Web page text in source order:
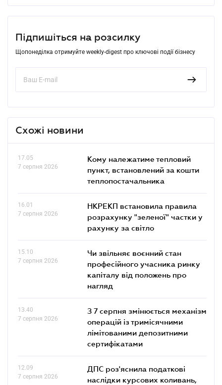
Підпишіться на розсилку
Щопонеділка отримуйте weekly-digest про ключові події бізнесу
Схожі новини
17.05
7 серпня 2026
Кому належатиме тепловий
пункт, встановлений за кошти
теплопостачальника
16.01
7 серпня 2026
НКРЕКП встановила правила
розрахунку "зеленої" частки у
рахунку за світло
15.10
7 серпня 2026
Чи звільняє воєнний стан
професійного учасника ринку
капіталу від положень про
нагляд
13.40
7 серпня 2026
З 7 серпня змінюється механізм
операцій із тримісячними
лімітованими депозитними
сертифікатами
12.09
7 серпня 2026
ДПС роз'яснила податкові
наслідки курсових коливань,